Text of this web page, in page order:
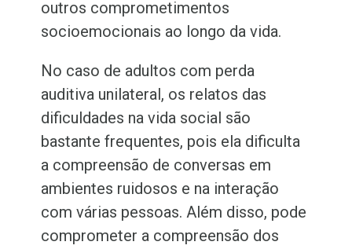
outros comprometimentos
socioemocionais ao longo da vida.
No caso de adultos com perda
auditiva unilateral, os relatos das
dificuldades na vida social são
bastante frequentes, pois ela dificulta
a compreensão de conversas em
ambientes ruidosos e na interação
com várias pessoas. Além disso, pode
comprometer a compreensão dos